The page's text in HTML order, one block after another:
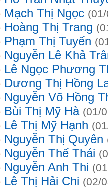
Mạch Thị Ngọc
Hoàng Thị Trang
Phạm Thị Tuyến
Nguyễn Lê Khả
Lê Ngọc Phương
Dương Thị Hồng
Nguyễn Võ Hồng
Bùi Thị Mỹ Hà (01/
Lê Thị Mỹ Hạnh
Nguyễn Thị Quyên
Nguyễn Thế Thái
Nguyễn Anh Thi
Lê Thị Hải Chi (02/